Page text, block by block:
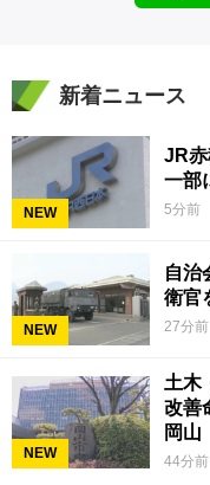
新着ニュース
NEW
JR赤
5分前
NEW
自治
衛官
27分前
NEW
土木
改善
岡山
44分前